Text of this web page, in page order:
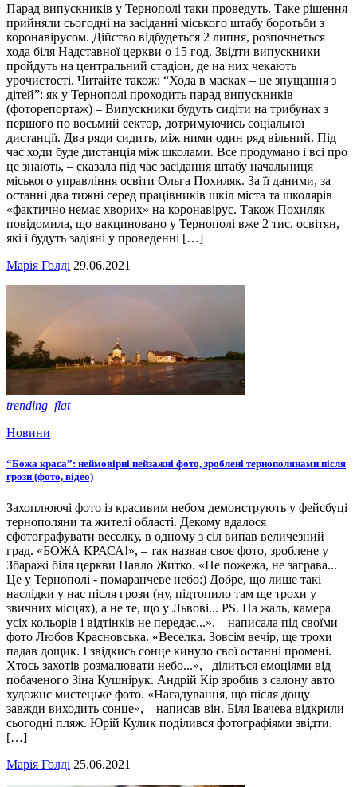
Парад випускників у Тернополі таки проведуть. Таке рішення
прийняли сьогодні на засіданні міського штабу боротьби з
коронавірусом. Дійство відбудеться 2 липня, розпочнеться
хода біля Надставної церкви о 15 год. Звідти випускники
пройдуть на центральний стадіон, де на них чекають
урочистості. Читайте також: “Хода в масках – це знущання з
дітей”: як у Тернополі проходить парад випускників
(фоторепортаж) – Випускники будуть сидіти на трибунах з
першого по восьмий сектор, дотримуючись соціальної
дистанції. Два ряди сидить, між ними один ряд вільний. Під
час ходи буде дистанція між школами. Все продумано і всі про
це знають, – сказала під час засідання штабу начальниця
міського управління освіти Ольга Похиляк. За її даними, за
останні два тижні серед працівників шкіл міста та школярів
«фактично немає хворих» на коронавірус. Також Похиляк
повідомила, що вакциновано у Тернополі вже 2 тис. освітян,
які і будуть задіяні у проведенні […]
Марія Голді 29.06.2021
trending_flat
Новини
“Божа краса”: неймовірні пейзажні фото, зроблені тернополянами після
грози (фото, відео)
Захоплюючі фото із красивим небом демонструють у фейсбуці
тернополяни та жителі області. Декому вдалося
сфотографувати веселку, в одному з сіл випав величезний
град. «БОЖА КРАСА!», – так назвав своє фото, зроблене у
Збаражі біля церкви Павло Житко. «Не пожежа, не заграва...
Це у Тернополі - помаранчеве небо:) Добре, що лише такі
наслідки у нас після грози (ну, підтопило там ще трохи у
звичних місцях), а не те, що у Львові... РS. На жаль, камера
усіх кольорів і відтінків не передає...», – написала під своїми
фото Любов Красновська. «Веселка. Зовсім вечір, ще трохи
падав дощик. І звідкись сонце кинуло свої останні промені.
Хтось захотів розмалювати небо...», –ділиться емоціями від
побаченого Зіна Кушнірук. Андрій Кір зробив з салону авто
художнє мистецьке фото. «Нагадування, що після дощу
завжди виходить сонце», – написав він. Біля Івачева відкрили
сьогодні пляж. Юрій Кулик поділився фотографіями звідти.
[…]
Марія Голді 25.06.2021